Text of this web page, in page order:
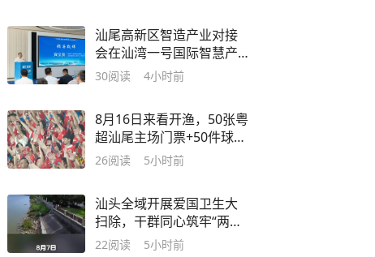
汕尾高新区智造产业对接
会在汕湾一号国际智慧产
业园举行
30阅读 4小时前
8月16日来看开渔，50张粤
超汕尾主场门票+50件球衣
现场送！
26阅读 5小时前
汕头全域开展爱国卫生大
扫除，干群同心筑牢“两热”
防控防线
22阅读 5小时前